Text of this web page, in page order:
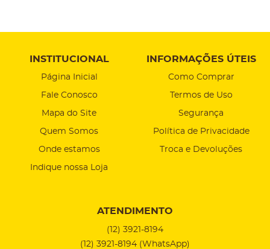
INSTITUCIONAL
Página Inicial
Fale Conosco
Mapa do Site
Quem Somos
Onde estamos
Indique nossa Loja
INFORMAÇÕES ÚTEIS
Como Comprar
Termos de Uso
Segurança
Política de Privacidade
Troca e Devoluções
ATENDIMENTO
(12) 3921-8194
(12) 3921-8194 (WhatsApp)